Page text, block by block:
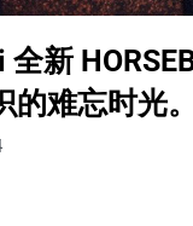
新
难忘时光。